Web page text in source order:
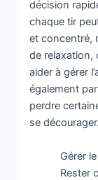
décision
chaque tir
et concentré,
de relaxation,
aider à gérer
également
perdre
se décourager.
Gérer
Rester